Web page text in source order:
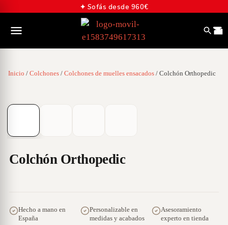
✦ Sofás desde 960€
Inicio / Colchones / Colchones de muelles ensacados / Colchón Orthopedic
Colchón Orthopedic
Hecho a mano en
España
Personalizable en
medidas y acabados
Asesoramiento
experto en tienda